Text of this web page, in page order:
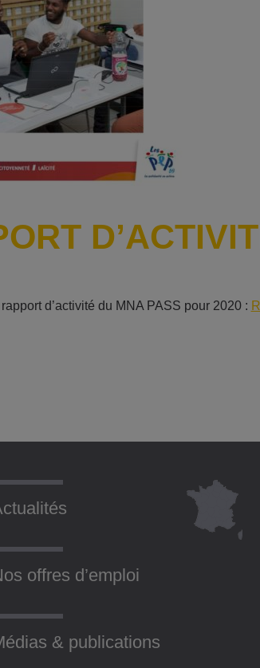
d’activité du MNA PASS pour 2020 :
offres d’emploi
& publications